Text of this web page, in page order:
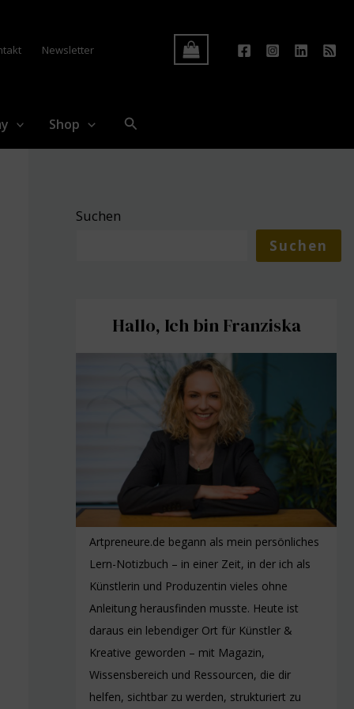
Newsletter
Shop Suchen
Suchen
Suchen
Hallo, Ich bin Franziska
Artpreneure.de begann als mein persönliches
Lern-Notizbuch – in einer Zeit, in der ich als
Künstlerin und Produzentin vieles ohne
Anleitung herausfinden musste. Heute ist
daraus ein lebendiger Ort für Künstler &
Kreative geworden – mit Magazin,
Wissensbereich und Ressourcen, die dir
helfen, sichtbar zu werden, strukturiert zu